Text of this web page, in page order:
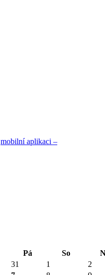
mobilní aplikaci –
Pá So
31 1
2